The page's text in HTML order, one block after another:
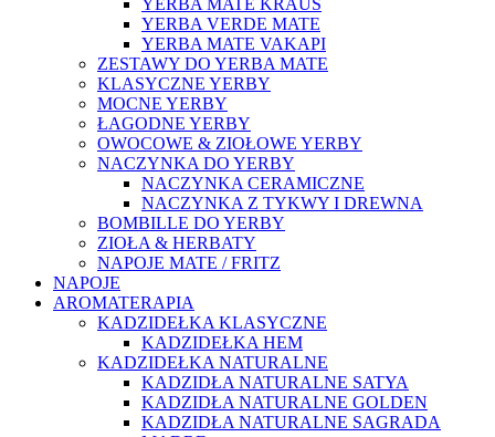
YERBA MATE KRAUS
YERBA VERDE MATE
YERBA MATE VAKAPI
ZESTAWY DO YERBA MATE
KLASYCZNE YERBY
MOCNE YERBY
ŁAGODNE YERBY
OWOCOWE & ZIOŁOWE YERBY
NACZYNKA DO YERBY
NACZYNKA CERAMICZNE
NACZYNKA Z TYKWY I DREWNA
BOMBILLE DO YERBY
ZIOŁA & HERBATY
NAPOJE MATE / FRITZ
NAPOJE
AROMATERAPIA
KADZIDEŁKA KLASYCZNE
KADZIDEŁKA HEM
KADZIDEŁKA NATURALNE
KADZIDŁA NATURALNE SATYA
KADZIDŁA NATURALNE GOLDEN
KADZIDŁA NATURALNE SAGRADA